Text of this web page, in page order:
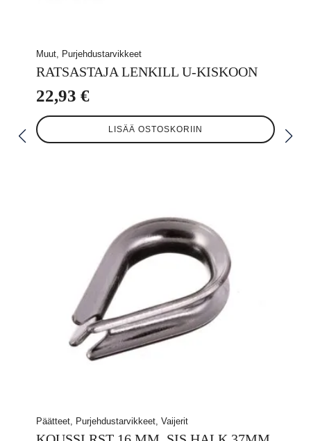
Muut, Purjehdustarvikkeet
RATSASTAJA LENKILL U-KISKOON
22,93 €
LISÄÄ OSTOSKORIIN
Päätteet, Purjehdustarvikkeet, Vaijerit